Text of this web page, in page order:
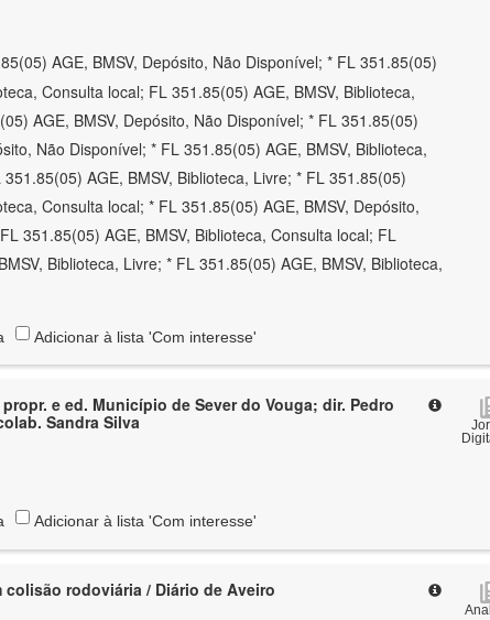
AGE, BMSV, Depósito, Não Disponível; * FL 351.85(05)
Consulta local; FL 351.85(05) AGE, BMSV, Biblioteca,
AGE, BMSV, Depósito, Não Disponível; * FL 351.85(05)
Não Disponível; * FL 351.85(05) AGE, BMSV, Biblioteca,
AGE, BMSV, Biblioteca, Livre; * FL 351.85(05)
Consulta local; * FL 351.85(05) AGE, BMSV, Depósito,
351.85(05) AGE, BMSV, Biblioteca, Consulta local; FL
Biblioteca, Livre; * FL 351.85(05) AGE, BMSV, Biblioteca,
Adicionar à lista 'Com interesse'
propr. e ed. Município de Sever do Vouga; dir. Pedro
Sandra Silva
Adicionar à lista 'Com interesse'
colisão rodoviária / Diário de Aveiro